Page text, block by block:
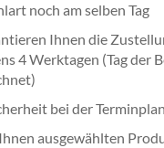
noch am selben Tag
Ihnen die
4 Werktagen (Tag der
bei der
ausgewählten